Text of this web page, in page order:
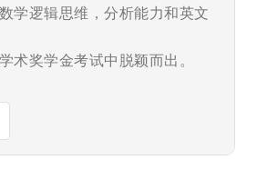
学逻辑思维，分析能力和英文
术奖学金考试中脱颖而出。